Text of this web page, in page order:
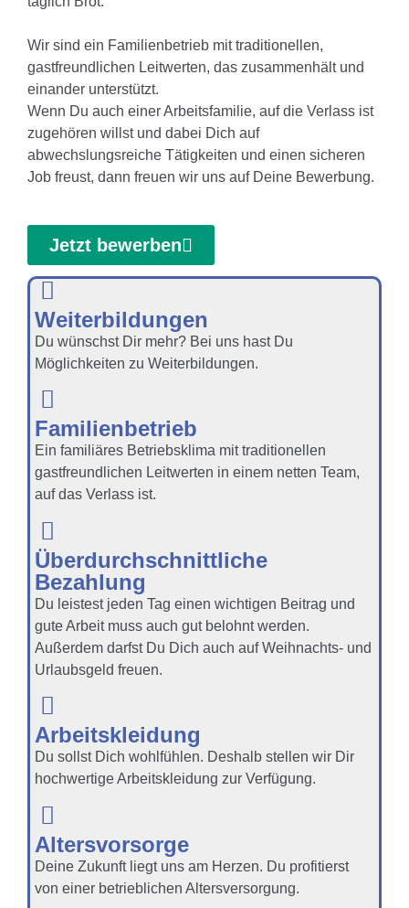
Wir sind ein Familienbetrieb mit traditionellen,
gastfreundlichen Leitwerten, das zusammenhält und
einander unterstützt.
Wenn Du auch einer Arbeitsfamilie, auf die Verlass ist
zugehören willst und dabei Dich auf
abwechslungsreiche Tätigkeiten und einen sicheren
Job freust, dann freuen wir uns auf Deine Bewerbung.
Jetzt bewerben
Weiterbildungen
Du wünschst Dir mehr? Bei uns hast Du
Möglichkeiten zu Weiterbildungen.
Familienbetrieb
Ein familiäres Betriebsklima mit traditionellen
gastfreundlichen Leitwerten in einem netten Team,
auf das Verlass ist.
Überdurchschnittliche
Bezahlung
Du leistest jeden Tag einen wichtigen Beitrag und
gute Arbeit muss auch gut belohnt werden.
Außerdem darfst Du Dich auch auf Weihnachts- und
Urlaubsgeld freuen.
Arbeitskleidung
Du sollst Dich wohlfühlen. Deshalb stellen wir Dir
hochwertige Arbeitskleidung zur Verfügung.
Altersvorsorge
Deine Zukunft liegt uns am Herzen. Du profitierst
von einer betrieblichen Altersversorgung.